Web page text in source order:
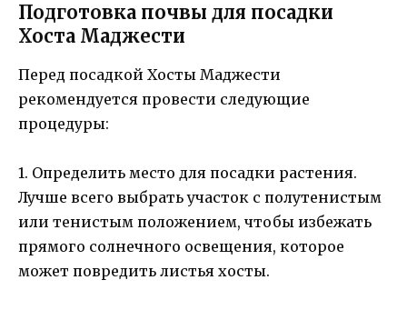
Подготовка почвы для посадки
Хоста Маджести
Перед посадкой Хосты Маджести
рекомендуется провести следующие
процедуры:
1. Определить место для посадки растения.
Лучше всего выбрать участок с полутенистым
или тенистым положением, чтобы избежать
прямого солнечного освещения, которое
может повредить листья хосты.